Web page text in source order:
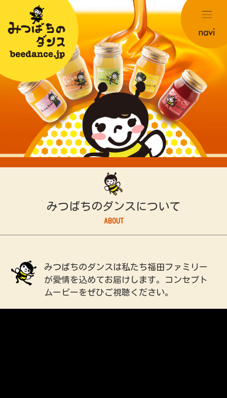
みつばちのダンスについて
ABOUT
みつばちのダンスは私たち福田ファミリー
が愛情を込めてお届けします。 コンセプト
ムービーをぜひご視聴ください。